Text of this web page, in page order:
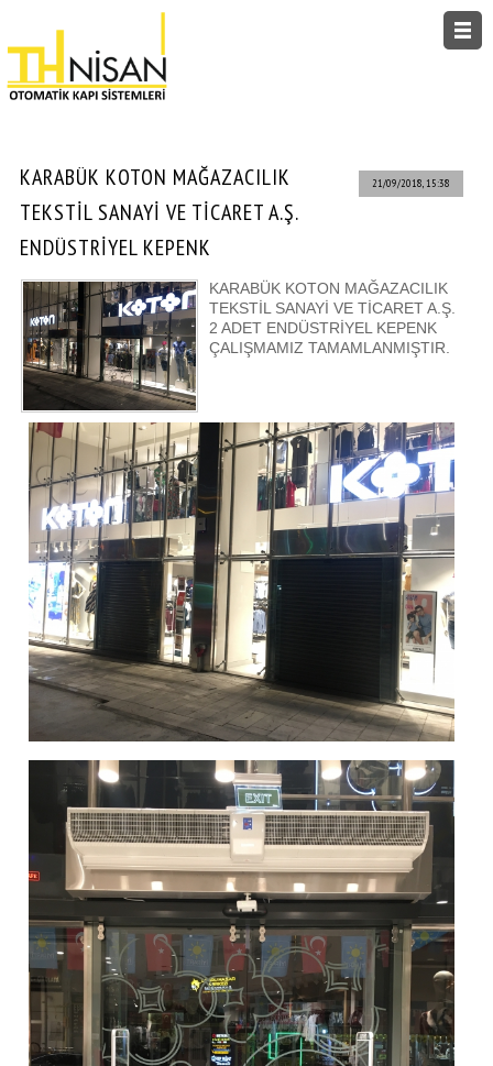
ANASAYFA
ÜRÜNLER
NİSAN TV
HABERLER
KATALOG
REFERANS
İLETİŞİM
21/09/2018, 15:38
KARABÜK KOTON MAĞAZACILIK
TEKSTİL SANAYİ VE TİCARET A.Ş.
ENDÜSTRİYEL KEPENK
KARABÜK KOTON MAĞAZACILIK
TEKSTİL SANAYİ VE TİCARET A.Ş.
2 ADET ENDÜSTRİYEL KEPENK
ÇALIŞMAMIZ TAMAMLANMIŞTIR.